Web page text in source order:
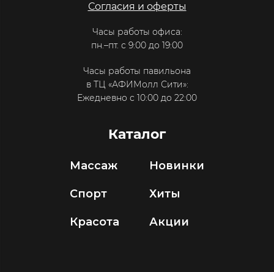
Согласия и оферты
Часы работы офиса:
пн.–пт. с 9:00 до 19:00
Часы работы павильона
в ТЦ «АФИМолл Сити»:
Ежедневно с 10:00 до 22:00
Каталог
Массаж
Спорт
Красота
Новинки
Хиты
Акции